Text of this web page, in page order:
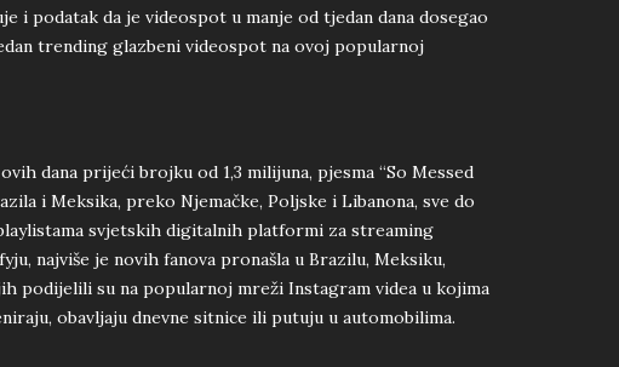
i podatak da je videospot u manje od tjedan dana dosegao
trending glazbeni videospot na ovoj popularnoj
dana prijeći brojku od 1,3 milijuna, pjesma “So Messed
i Meksika, preko Njemačke, Poljske i Libanona, sve do
svjetskih digitalnih platformi za streaming
najviše je novih fanova pronašla u Brazilu, Meksiku,
podijelili su na popularnoj mreži Instagram videa u kojima
obavljaju dnevne sitnice ili putuju u automobilima.